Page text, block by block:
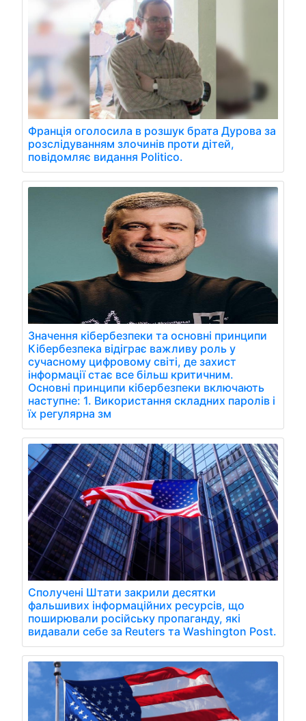
Франція оголосила в розшук брата Дурова за
розслідуванням злочинів проти дітей,
повідомляє видання Politico.
Значення кібербезпеки та основні принципи
Кібербезпека відіграє важливу роль у
сучасному цифровому світі, де захист
інформації стає все більш критичним.
Основні принципи кібербезпеки включають
наступне: 1. Використання складних паролів і
їх регулярна зм
Сполучені Штати закрили десятки
фальшивих інформаційних ресурсів, що
поширювали російську пропаганду, які
видавали себе за Reuters та Washington Post.